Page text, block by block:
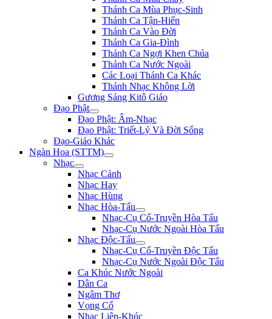
Thánh Ca Mùa Phục-Sinh
Thánh Ca Tận-Hiến
Thánh Ca Vào Đời
Thánh Ca Gia-Đình
Thánh Ca Ngợi Khen Chúa
Thánh Ca Nước Ngoài
Các Loại Thánh Ca Khác
Thánh Nhạc Không Lời
Gương Sáng Kitô Giáo
Đạo Phật
Đạo Phật: Âm-Nhạc
Đạo Phật: Triết-Lý Và Đời Sống
Đạo-Giáo Khác
Ngàn Hoa (STTM)
Nhạc
Nhạc Cảnh
Nhạc Hay
Nhạc Hùng
Nhạc Hòa-Tấu
Nhạc-Cụ Cổ-Truyền Hòa Tấu
Nhạc-Cụ Nước Ngoài Hòa Tấu
Nhạc Độc-Tấu
Nhạc-Cụ Cổ-Truyền Độc Tấu
Nhạc-Cụ Nước Ngoài Độc Tấu
Ca Khúc Nước Ngoài
Dân Ca
Ngâm Thơ
Vọng Cổ
Nhạc Liên-Khúc